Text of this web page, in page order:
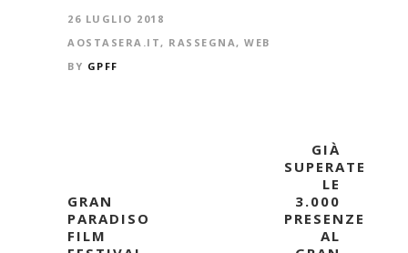
26 LUGLIO 2018
AOSTASERA.IT , RASSEGNA , WEB
BY GPFF
GRAN
PARADISO
FILM
GIÀ
SUPERATE
LE
3.000
PRESENZE
AL